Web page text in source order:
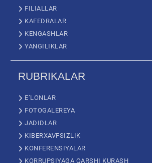
FILIALLAR
KAFEDRALAR
KENGASHLAR
YANGILIKLAR
RUBRIKALAR
E’LONLAR
FOTOGALEREYA
JADIDLAR
KIBERXAVFSIZLIK
KONFERENSIYALAR
KORRUPSIYAGA QARSHI KURASH